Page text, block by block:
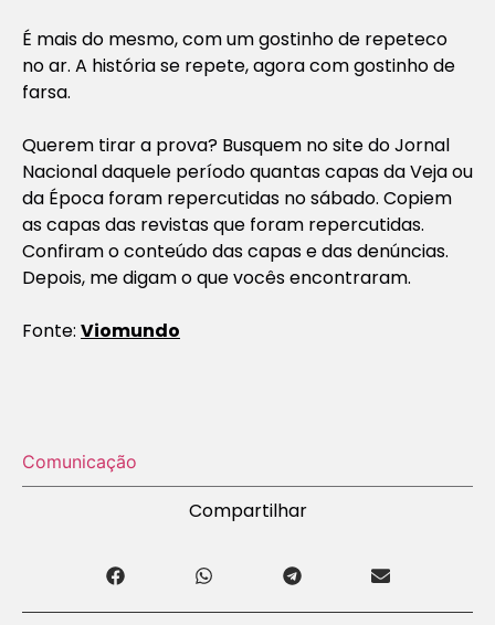
É mais do mesmo, com um gostinho de repeteco
no ar. A história se repete, agora com gostinho de
farsa.
Querem tirar a prova? Busquem no site do Jornal
Nacional daquele período quantas capas da Veja ou
da Época foram repercutidas no sábado. Copiem
as capas das revistas que foram repercutidas.
Confiram o conteúdo das capas e das denúncias.
Depois, me digam o que vocês encontraram.
Fonte: Viomundo
Comunicação
Compartilhar